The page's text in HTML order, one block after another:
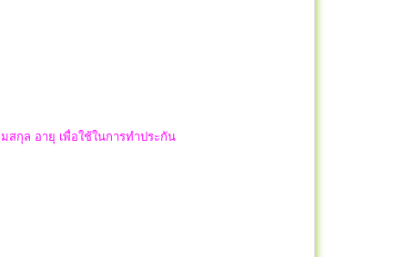
กุล อายุ เพื่อใช้ในการทำประกัน